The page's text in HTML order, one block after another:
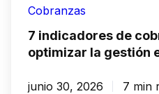
Cobranzas
7 indicadores de
optimizar la gestión
junio 30, 2026 7 min